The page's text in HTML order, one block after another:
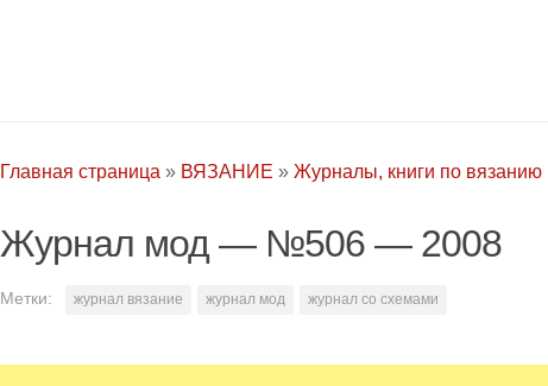
Главная страница » ВЯЗАНИЕ » Журналы, книги по вязанию
Журнал мод — №506 — 2008
Метки: журнал вязание журнал мод журнал со схемами